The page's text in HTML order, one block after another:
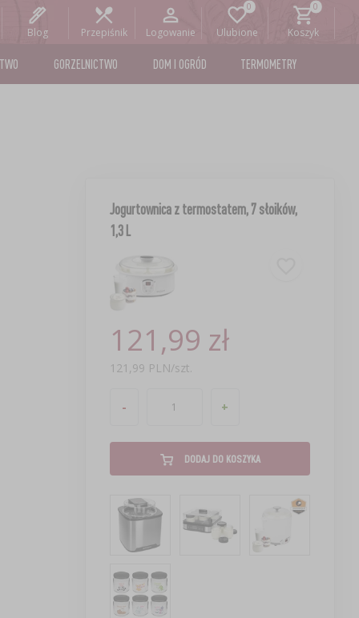
Blog Przepiśnik Logowanie Ulubione Koszyk
GORZELNICTWO DOM I OGRÓD TERMOMETRY
Jogurtownica z termostatem, 7 słoików,
1,3 L
121,99 zł
121,99 PLN/szt.
- +
DODAJ DO KOSZYKA